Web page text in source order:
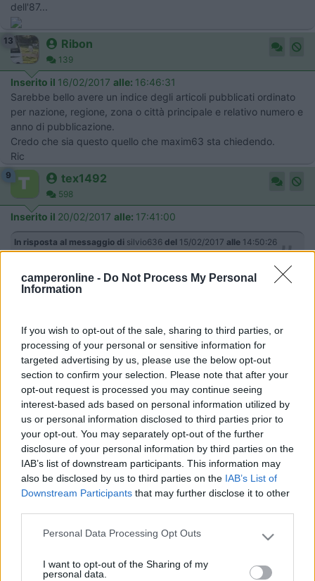
camperonline - Do Not Process My Personal
Information
If you wish to opt-out of the sale, sharing to third parties, or
processing of your personal or sensitive information for
targeted advertising by us, please use the below opt-out
section to confirm your selection. Please note that after your
opt-out request is processed you may continue seeing
interest-based ads based on personal information utilized by
us or personal information disclosed to third parties prior to
your opt-out. You may separately opt-out of the further
disclosure of your personal information by third parties on the
IAB’s list of downstream participants. This information may
also be disclosed by us to third parties on the IAB’s List of
Downstream Participants that may further disclose it to other
Please note that this website/app uses one or more Google
not limited to your visit or usage behaviour. You may click to
Personal Data Processing Opt Outs
I want to opt-out of the Sharing of my
personal data.
dell'87...
13 Ribon
139
Inserito il 16/02/2017 alle: 16:46:31
Sarebbe bello avere un indice degli articoli pubblicati ordinato
per nazione, regione, zona o città principale e relativo numero e
anno di pubblicazione.
Credo che sia questo quello che maxim63 sta chiedendo.
Ric
9 tex1492
598
Inserito il 20/02/2017 alle: 17:41:00
In risposta al messaggio di silvio636 del 15/02/2017 alle 14:50:26
cosa ti serve di preciso? io a casa ho ancora dei numeri di quando si
chiamava 2c... tipo dell'87...
tex
Ribon
139
Inserito il24/02/2017 alle:10:44:42
Ciao,
se fosse disponibile un indice degli articoli sarei interessato
anch'io.
Grazie
Ric